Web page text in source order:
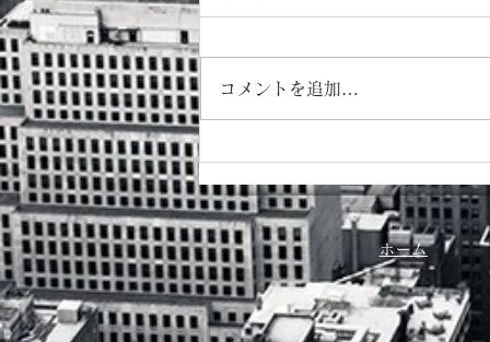
８月カレンダー
コメントを追加…
ホーム